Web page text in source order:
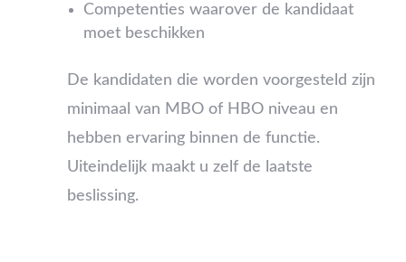
Competenties waarover de kandidaat
moet beschikken
De kandidaten die worden voorgesteld zijn
minimaal van MBO of HBO niveau en
hebben ervaring binnen de functie.
Uiteindelijk maakt u zelf de laatste
beslissing.